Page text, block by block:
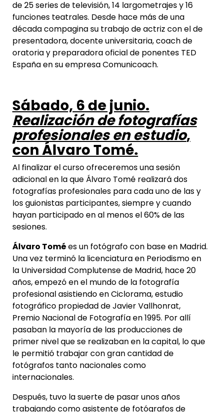
de 25 series de televisión, 14 largometrajes y 16
funciones teatrales. Desde hace más de una
década compagina su trabajo de actriz con el de
presentadora, docente universitaria, coach de
oratoria y preparadora oficial de ponentes TED
España en su empresa Comunicoach.
Sábado, 6 de junio.
Realización de fotografías
profesionales en estudio,
con Álvaro Tomé.
Al finalizar el curso ofreceremos una sesión
adicional en la que Álvaro Tomé realizará dos
fotografías profesionales para cada uno de las y
los guionistas participantes, siempre y cuando
hayan participado en al menos el 60% de las
sesiones.
Álvaro Tomées un fotógrafo con base en Madrid.
Una vez terminó la licenciatura en Periodismo en
la Universidad Complutense de Madrid, hace 20
años, empezó en el mundo de la fotografía
profesional asistiendo en Ciclorama, estudio
fotográfico propiedad de Javier Vallhonrat,
Premio Nacional de Fotografía en 1995. Por allí
pasaban la mayoría de las producciones de
primer nivel que se realizaban en la capital, lo que
le permitió trabajar con gran cantidad de
fotógrafos tanto nacionales como
internacionales.
Después, tuvo la suerte de pasar unos años
trabajando como asistente de fotógrafos de